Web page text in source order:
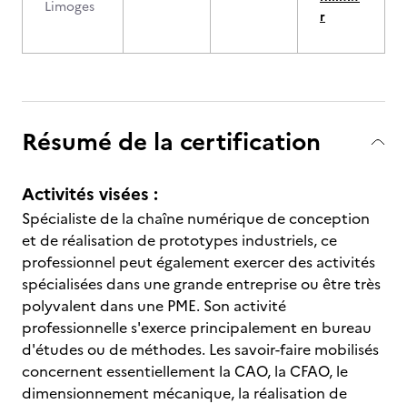
Limoges
r
Résumé de la certification
Activités visées :
Spécialiste de la chaîne numérique de conception
et de réalisation de prototypes industriels, ce
professionnel peut également exercer des activités
spécialisées dans une grande entreprise ou être très
polyvalent dans une PME. Son activité
professionnelle s'exerce principalement en bureau
d'études ou de méthodes. Les savoir-faire mobilisés
concernent essentiellement la CAO, la CFAO, le
dimensionnement mécanique, la réalisation de